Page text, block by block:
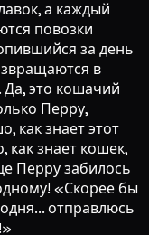
а каждый
повозки
за день
в
это кошачий
Перру,
как знает этот
как знает кошек,
Перру забилось
«Скорее бы
отправлюсь